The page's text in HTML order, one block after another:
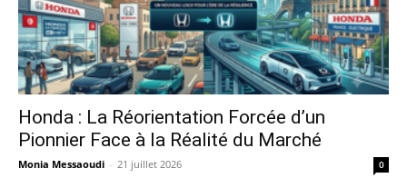
Honda : La Réorientation Forcée d’un
Pionnier Face à la Réalité du Marché
Monia Messaoudi - 21 juillet 2026 0